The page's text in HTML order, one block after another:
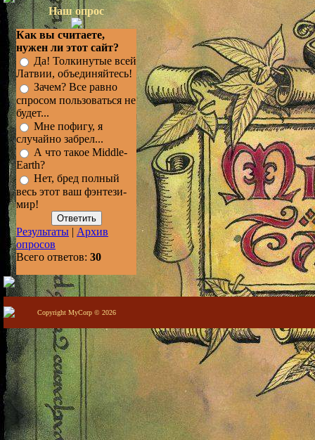
Наш опрос
Как вы считаете,
нужен ли этот сайт?
Да! Толкинутые всей
Латвии, объединяйтесь!
Зачем? Все равно
спросом пользоваться не
будет...
Мне пофигу, я
случайно забрел...
А что такое Middle-
Earth?
Нет, бред полный
весь этот ваш фэнтези-
мир!
Результаты | Архив
опросов
Всего ответов: 30
Copyright MyCorp © 2026